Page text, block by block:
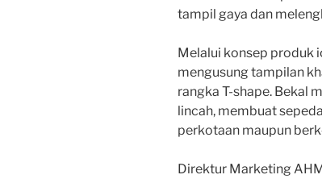
tampil gaya dan
Melalui konsep produk
mengusung tampilan
rangka T-shape. Bekal
lincah, membuat
perkotaan maupun
Direktur Marketing